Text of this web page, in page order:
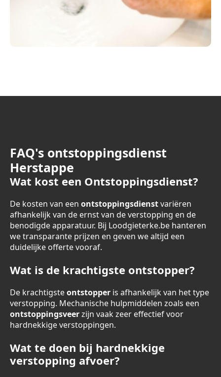
FAQ's ontstoppingsdienst
Herstappe
Wat kost een Ontstoppingsdienst?
De kosten van een ontstoppingsdienstvariëren
afhankelijk van de ernst van de verstopping en de
benodigde apparatuur. Bij Loodgieterke.be hanteren
we transparante prijzen en geven we altijd een
duidelijke offerte vooraf.
Wat is de krachtigste ontstopper?
De krachtigsteontstopper is afhankelijk van het type
verstopping. Mechanische hulpmiddelen zoals een
ontstoppingsveerzijn vaak zeer effectief voor
hardnekkige verstoppingen.
Wat te doen bij hardnekkige
verstopping afvoer?